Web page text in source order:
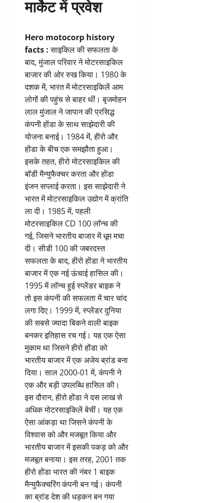
मार्केट में प्रवेश
Hero motocorp history
facts :साइकिल की सफलता के
बाद, मुंजाल परिवार ने मोटरसाइकिल
बाजार की ओर रुख किया। 1980 के
दशक में, भारत में मोटरसाइकिलें आम
लोगों की पहुंच से बाहर थीं। बृजमोहन
लाल मुंजाल ने जापान की प्रसिद्ध
कंपनी होंडा के साथ साझेदारी की
योजना बनाई। 1984 में, हीरो और
होंडा के बीच एक समझौता हुआ।
इसके तहत, हीरो मोटरसाइकिल की
बॉडी मैन्युफैक्चर करता और होंडा
इंजन सप्लाई करता। इस साझेदारी ने
भारत में मोटरसाइकिल उद्योग में क्रांति
ला दी। 1985 में, पहली
मोटरसाइकिल CD 100 लॉन्च की
गई, जिसने भारतीय बाजार में धूम मचा
दी। सीडी 100 की जबरदस्त
सफलता के बाद, हीरो होंडा ने भारतीय
बाजार में एक नई ऊंचाई हासिल की।
1995 में लॉन्च हुई स्प्लेंडर बाइक ने
तो इस कंपनी की सफलता में चार चांद
लगा दिए। 1999 में, स्प्लेंडर दुनिया
की सबसे ज्यादा बिकने वाली बाइक
बनकर इतिहास रच गई। यह एक ऐसा
मुकाम था जिसने हीरो होंडा को
भारतीय बाजार में एक अजेय ब्रांड बना
दिया। साल 2000-01 में, कंपनी ने
एक और बड़ी उपलब्धि हासिल की।
इस दौरान, हीरो होंडा ने दस लाख से
अधिक मोटरसाइकिलें बेचीं। यह एक
ऐसा आंकड़ा था जिसने कंपनी के
विश्वास को और मजबूत किया और
भारतीय बाजार में इसकी पकड़ को और
मजबूत बनाया। इस तरह, 2001 तक
हीरो होंडा भारत की नंबर 1 बाइक
मैन्युफैक्चरिंग कंपनी बन गई। कंपनी
का ब्रांड देश की धड़कन बन गया